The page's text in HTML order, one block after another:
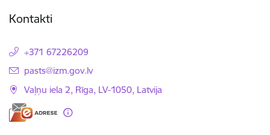
Kontakti
+371 67226209
E-pasts:
pasts@izm.gov.lv
Vaļņu iela 2, Rīga, LV-1050, Latvija